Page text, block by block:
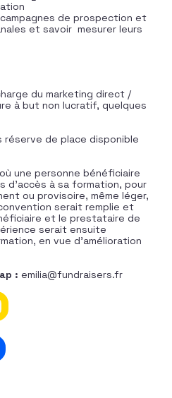
de prospection et
et savoir mesurer leurs
du marketing direct /
à but non lucratif, quelques
réserve de place disponible
une personne bénéficiaire
à sa formation, pour
ou provisoire, même léger,
serait remplie et
et le prestataire de
serait ensuite
en vue d’amélioration
:emilia@fundraisers.fr
direct : valeur sure du